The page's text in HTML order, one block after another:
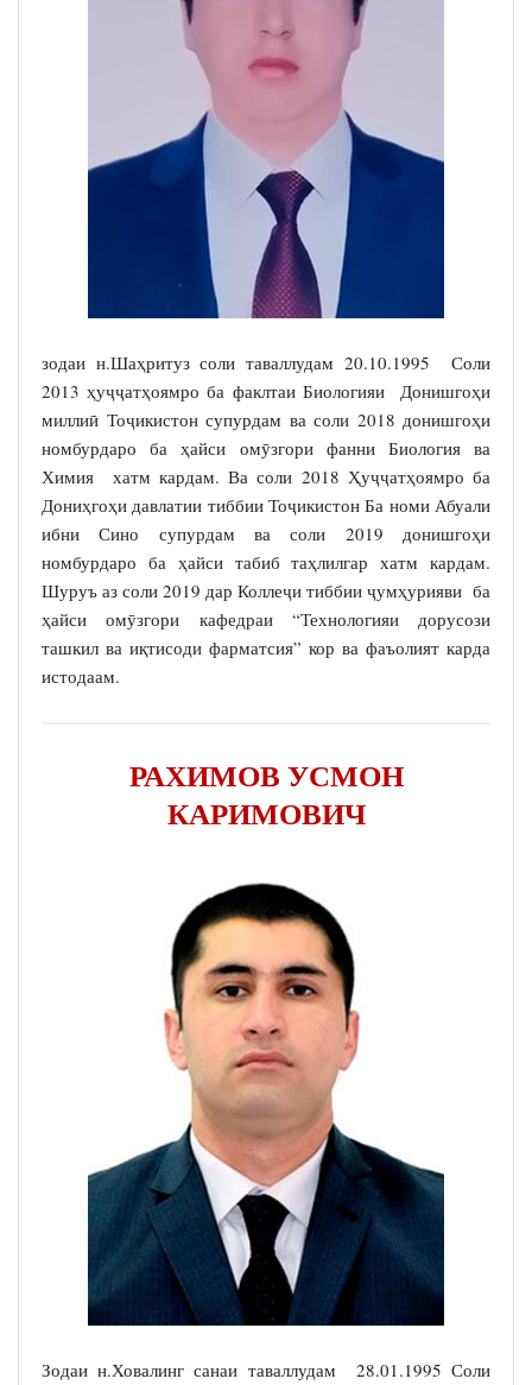
зодаи н.Шаҳритуз соли таваллудам 20.10.1995 Соли
2013 ҳуҷҷатҳоямро ба факлтаи Биологияи Донишгоҳи
миллиӣ Тоҷикистон супурдам ва соли 2018 донишгоҳи
номбурдаро ба ҳайси омӯзгори фанни Биология ва
Химия хатм кардам. Ва соли 2018 Ҳуҷҷатҳоямро ба
Дониҳгоҳи давлатии тиббии Тоҷикистон Ба номи Абуали
ибни Сино супурдам ва соли 2019 донишгоҳи
номбурдаро ба ҳайси табиб таҳлилгар хатм кардам.
Шуруъ аз соли 2019 дар Коллеҷи тиббии ҷумҳурияви ба
ҳайси омӯзгори кафедраи “Технологияи дорусози
ташкил ва иқтисоди фарматсия” кор ва фаъолият карда
истодаам.
РАХИМОВ УСМОН
КАРИМОВИЧ
Зодаи н.Ховалинг санаи таваллудам 28.01.1995 Соли